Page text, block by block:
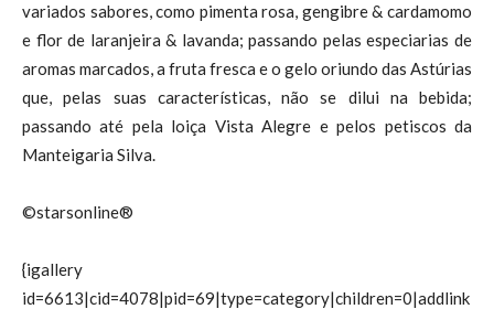
variados sabores, como pimenta rosa, gengibre & cardamomo
e flor de laranjeira & lavanda; passando pelas especiarias de
aromas marcados, a fruta fresca e o gelo oriundo das Astúrias
que, pelas suas características, não se dilui na bebida;
passando até pela loiça Vista Alegre e pelos petiscos da
Manteigaria Silva.
©starsonline®
{igallery
id=6613|cid=4078|pid=69|type=category|children=0|addlink